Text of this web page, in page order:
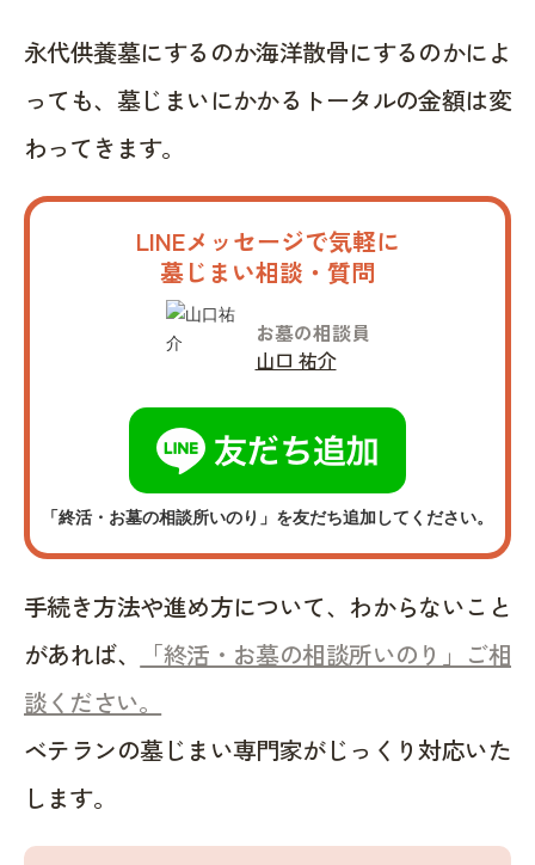
永代供養墓にするのか海洋散骨にするのかによ
っても、墓じまいにかかるトータルの金額は変
わってきます。
LINEメッセージで気軽に
墓じまい相談・質問
お墓の相談員
山口 祐介
「終活・お墓の相談所いのり」を友だち追加してください。
手続き方法や進め方について、わからないこと
があれば、
「終活・お墓の相談所いのり」ご相
談ください。
ベテランの墓じまい専門家がじっくり対応いた
します。